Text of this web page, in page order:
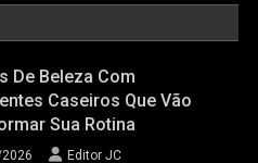
De Beleza Com
Caseiros Que Vão
Sua Rotina
Editor JC